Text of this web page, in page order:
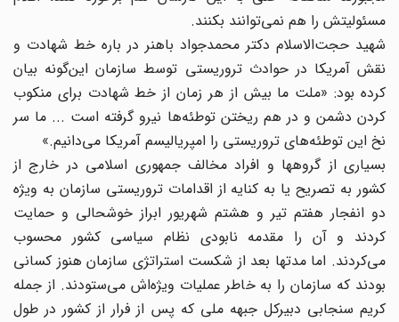
مسئولیتش را هم نمی‌توانند بکنند.
شهید حجت‌الاسلام دکتر محمدجواد باهنر در باره خط شهادت و
نقش آمریکا در حوادث تروریستی توسط سازمان این‌گونه بیان
کرده بود: «ملت ما بیش از هر زمان از خط شهادت برای منکوب
کردن دشمن و در هم ریختن توطئه‌ها نیرو گرفته است ... ما سر
نخ این توطئه‌های تروریستی را امپریالیسم آمریکا می‌دانیم.»
بسیاری از گروهها و افراد مخالف جمهوری اسلامی در خارج از
کشور به تصریح یا به کنایه از اقدامات تروریستی سازمان به ویژه
دو انفجار هفتم تیر و هشتم شهریور ابراز خوشحالی و حمایت
کردند و آن را مقدمه نابودی نظام سیاسی کشور محسوب
می‌کردند. اما مدتها بعد از شکست استراتژی سازمان هنوز کسانی
بودند که سازمان را به خاطر عملیات ویژه‌اش می‌ستودند. از جمله
کریم سنجابی دبیرکل جبهه‌ ملی که پس از فرار از کشور در طول